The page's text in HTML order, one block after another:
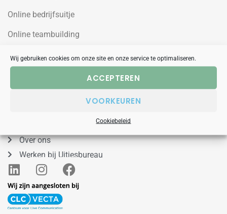
Wij gebruiken cookies om onze site en onze service te optimaliseren.
ACCEPTEREN
VOORKEUREN
Cookiebeleid
Online bedrijfsuitje
Online teambuilding
Uitjesbureau
Wilgenweg 10a
1031HV Amsterdam Noord
Over ons
Werken bij Uitjesbureau
L
i
n
k
I
n
s
t
F
a